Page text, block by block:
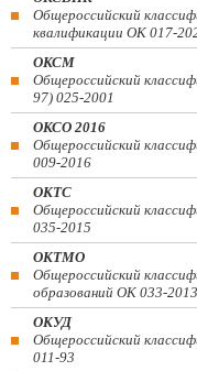
Общероссийский
квалификации ОК 017-
ОКСМ
Общероссийский
97) 025-2001
ОКСО 2016
Общероссийский
009-2016
ОКТС
Общероссийский
035-2015
ОКТМО
Общероссийский
образований ОК 033-2013
ОКУД
Общероссийский
011-93